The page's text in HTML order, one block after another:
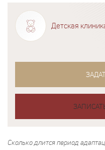
Детская
Сколько длится период